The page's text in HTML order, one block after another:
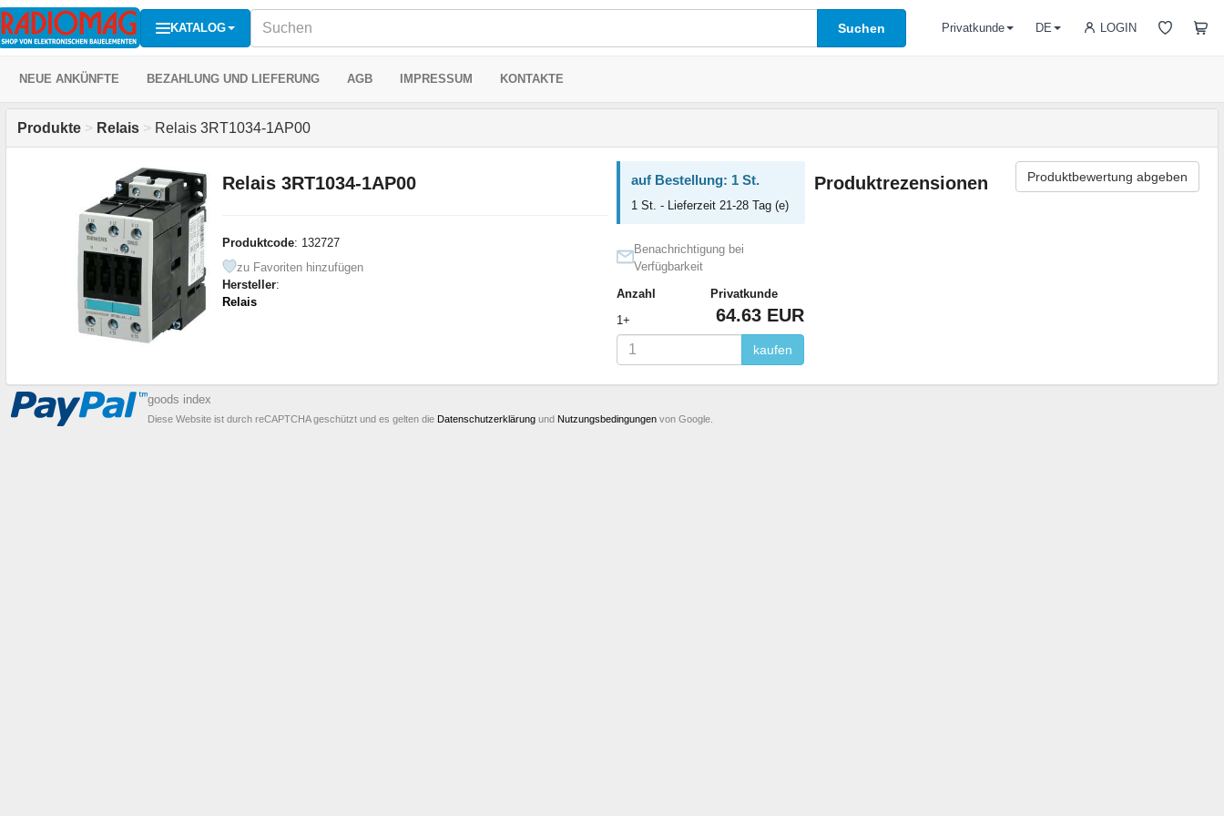
KATALOG Suchen LOGIN
Privatkunde DE
NEUE ANKÜNFTE BEZAHLUNG UND LIEFERUNG AGB IMPRESSUM KONTAKTE
Produkte > Relais > Relais 3RT1034-1AP00
Relais 3RT1034-1AP00
Produktcode: 132727
zu Favoriten hinzufügen
Hersteller:
Relais
auf Bestellung: 1 St.
1 St. - Lieferzeit 21-28 Tag (e)
Benachrichtigung bei
Verfügbarkeit
Anzahl
Privatkunde
1+
64.63 EUR
kaufen
Produktrezensionen Produktbewertung abgeben
goods index
Diese Website ist durch reCAPTCHA geschützt und es gelten die Datenschutzerklärung und Nutzungsbedingungen von Google.